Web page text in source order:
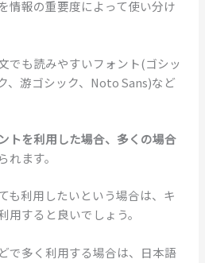
情報の重要度によって使い分け
でも読みやすいフォント(ゴシッ
、游ゴシック、Noto Sans)など
トを利用した場合、多くの場合
れます。
も利用したいという場合は、キ
用すると良いでしょう。
で多く利用する場合は、日本語